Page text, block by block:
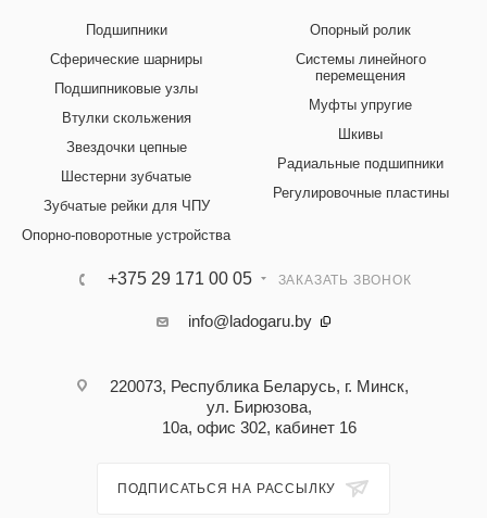
Подшипники
Сферические шарниры
Подшипниковые узлы
Втулки скольжения
Звездочки цепные
Шестерни зубчатые
Зубчатые рейки для ЧПУ
Опорно-поворотные устройства
Опорный ролик
Системы линейного
перемещения
Муфты упругие
Шкивы
Радиальные подшипники
Регулировочные пластины
+375 29 171 00 05 ЗАКАЗАТЬ ЗВОНОК
info@ladogaru.by
220073, Республика Беларусь, г. Минск,
ул. Бирюзова,
10а, офис 302, кабинет 16
ПОДПИСАТЬСЯ НА РАССЫЛКУ